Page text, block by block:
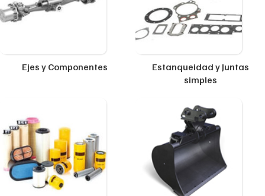
Ejes y Componentes
Estanqueidad y Juntas
simples